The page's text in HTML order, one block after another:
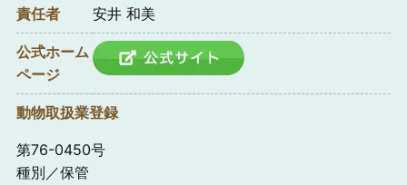
責任者 安井 和美
公式ホーム
ページ
動物取扱業登録
第76-0450号
種別／保管